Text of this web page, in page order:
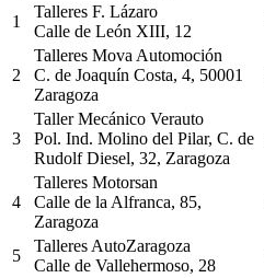
1
Talleres F. Lázaro
Calle de León XIII, 12
2
Talleres Mova Automoción
C. de Joaquín Costa, 4, 50001
Zaragoza
3
Taller Mecánico Verauto
Pol. Ind. Molino del Pilar, C. de
Rudolf Diesel, 32, Zaragoza
4
Talleres Motorsan
Calle de la Alfranca, 85,
Zaragoza
5
Talleres AutoZaragoza
Calle de Vallehermoso, 28